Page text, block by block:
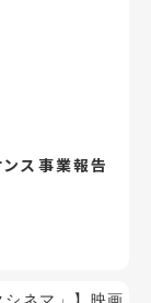
ス事業報告